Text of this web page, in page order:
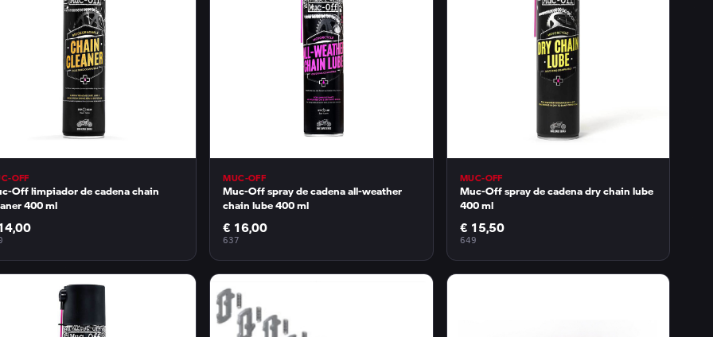
OFF
Off limpiador de cadena chain
400 ml
MUC-OFF
Muc-Off spray de cadena all-weather
chain lube 400 ml
€ 16,00
637
MUC-OFF
Muc-Off spray de cadena dry chain lube
400 ml
€ 15,50
649